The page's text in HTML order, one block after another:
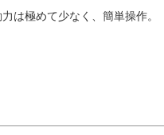
は極めて少なく、簡単操作。